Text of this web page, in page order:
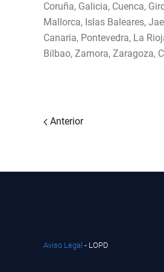
Coruña, Galicia, Cuenca,
Mallorca, Islas Baleares,
Canaria, Pontevedra, La
Bilbao, Zamora, Zaragoza,
Anterior
Aviso Legal - LOPD